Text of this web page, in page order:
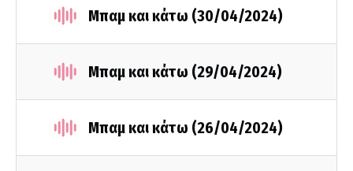
Μπαμ και κάτω (30/04/2024)
Μπαμ και κάτω (29/04/2024)
Μπαμ και κάτω (26/04/2024)